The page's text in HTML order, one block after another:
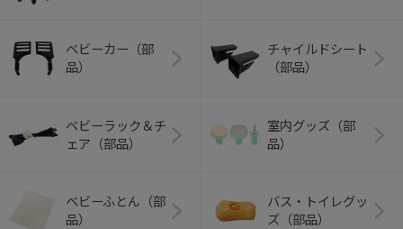
ベビーカー（部
品）
チャイルドシート
（部品）
ベビーラック＆チ
ェア（部品）
室内グッズ（部
品）
ベビーふとん（部
品）
バス・トイレグッ
ズ（部品）